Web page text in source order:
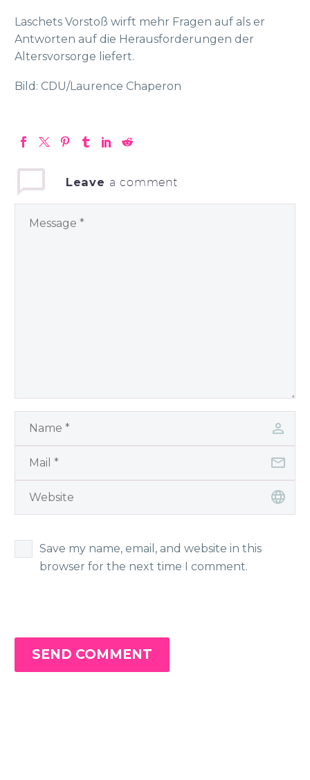
Laschets Vorstoß wirft mehr Fragen auf als er
Antworten auf die Herausforderungen der
Altersvorsorge liefert.
Bild: CDU/Laurence Chaperon
Leave a comment
Save my name, email, and website in this
browser for the next time I comment.
SEND COMMENT